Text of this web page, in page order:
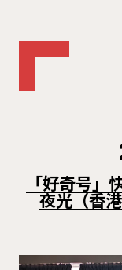
「好奇号
夜光（香